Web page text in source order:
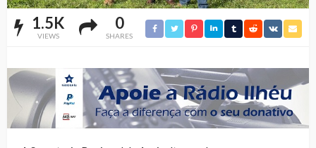
1.5K
VIEWS
0
SHARES